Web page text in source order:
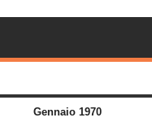
Gennaio 1970